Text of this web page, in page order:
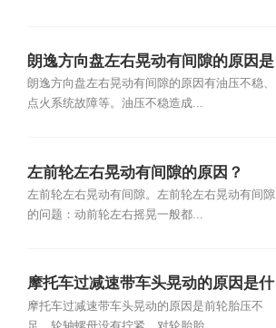
朗逸方向盘左右晃动有间隙的原因是
什么？
朗逸方向盘左右晃动有间隙的原因有油压不稳、
点火系统故障等。油压不稳造成...
左前轮左右晃动有间隙的原因？
左前轮左右晃动有间隙。左前轮左右晃动有间隙
的问题：动前轮左右摇晃一般都...
摩托车过减速带车头晃动的原因是什
么？
摩托车过减速带车头晃动的原因是前轮胎压不